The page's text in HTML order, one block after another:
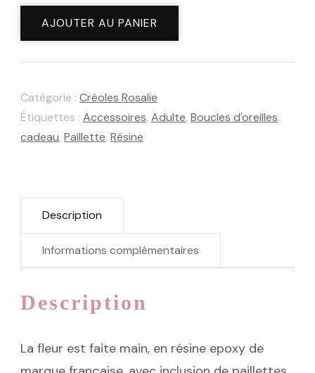
quantité
Nacre
AJOUTER AU PANIER
Catégorie : Créoles Rosalie
Étiquettes : Accessoires, Adulte, Boucles d'oreilles,
cadeau, Paillette, Résine
Description
Informations complémentaires
Description
La fleur est faite main, en résine epoxy de